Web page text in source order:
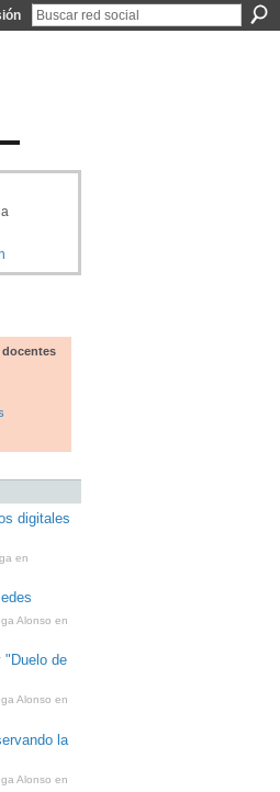
docentes
digitales
en
Alonso en
"Duelo de
Alonso en
la
Alonso en